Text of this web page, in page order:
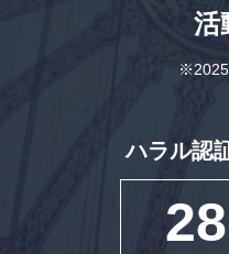
活
※2025
ハラル認